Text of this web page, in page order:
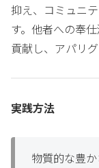
抑え、コミュニ
す。他者への奉
貢献し、アパリ
実践方法
物質的な豊